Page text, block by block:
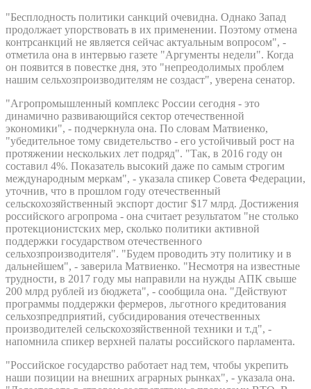
"Бесплодность политики санкций очевидна. Однако Запад
продолжает упорствовать в их применении. Поэтому отмена
контрсанкций не является сейчас актуальным вопросом", -
отметила она в интервью газете "Аргументы недели". Когда
он появится в повестке дня, это "непреодолимых проблем
нашим сельхозпроизводителям не создаст", уверена сенатор.
"Агропромышленный комплекс России сегодня - это
динамично развивающийся сектор отечественной
экономики", - подчеркнула она. По словам Матвиенко,
"убедительное тому свидетельство - его устойчивый рост на
протяжении нескольких лет подряд". "Так, в 2016 году он
составил 4%. Показатель высокий даже по самым строгим
международным меркам", - указала спикер Совета Федерации,
уточнив, что в прошлом году отечественный
сельскохозяйственный экспорт достиг $17 млрд. Достижения
российского агропрома - она считает результатом "не столько
протекционистских мер, сколько политики активной
поддержки государством отечественного
сельхозпроизводителя". "Будем проводить эту политику и в
дальнейшем", - заверила Матвиенко. "Несмотря на известные
трудности, в 2017 году мы направили на нужды АПК свыше
200 млрд рублей из бюджета", - сообщила она. "Действуют
программы поддержки фермеров, льготного кредитования
сельхозпредприятий, субсидирования отечественных
производителей сельскохозяйственной техники и т.д", -
напомнила спикер верхней палаты российского парламента.
"Российское государство работает над тем, чтобы укрепить
наши позиции на внешних аграрных рынках", - указала она.